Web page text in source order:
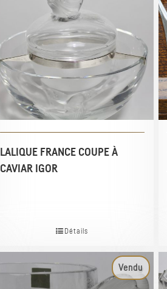
LALIQUE FRANCE COUPE À
CAVIAR IGOR
Détails
Vendu